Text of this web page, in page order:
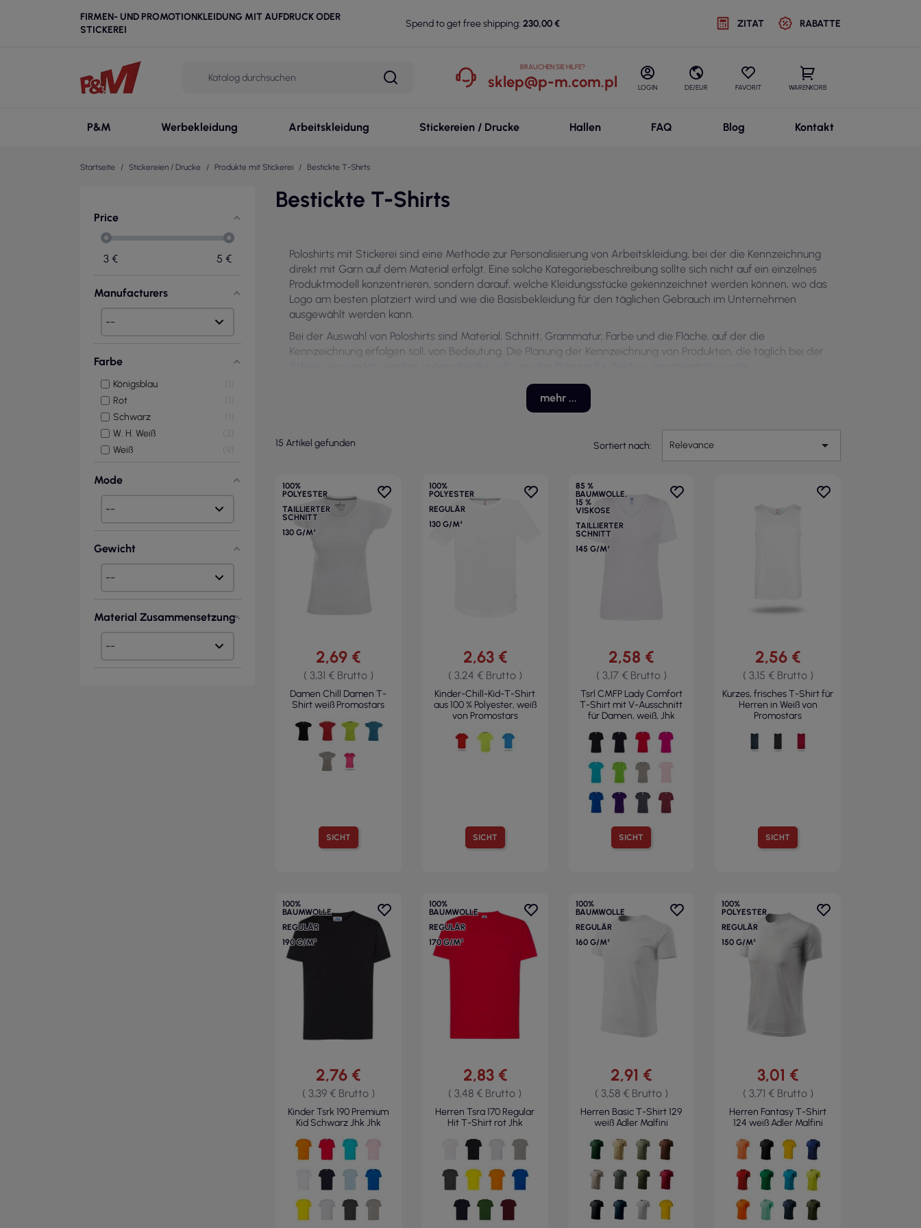
FIRMEN- UND PROMOTIONKLEIDUNG MIT AUFDRUCK ODER
STICKEREI
Spend to get free shipping: 230,00 € ZITAT RABATTE
BRAUCHEN SIE HILFE?
sklep@p-m.com.pl LOGIN DE/EUR FAVORIT WARENKORB
P&M Werbekleidung Arbeitskleidung Stickereien / Drucke Hallen FAQ Blog Kontakt
Startseite Stickereien / Drucke Produkte mit Stickerei Bestickte T-Shirts
Price
3 € 5 €
Manufacturers
Farbe
Königsblau
Rot
Schwarz
W. H. Weiß
Weiß
9
Mode
Gewicht
Material Zusammensetzung
Bestickte T-Shirts
Poloshirts mit Stickerei sind eine Methode zur Personalisierung von Arbeitskleidung, bei der die Kennzeichnung
direkt mit Garn auf dem Material erfolgt. Eine solche Kategoriebeschreibung sollte sich nicht auf ein einzelnes
Produktmodell konzentrieren, sondern darauf, welche Kleidungsstücke gekennzeichnet werden können, wo das
Logo am besten platziert wird und wie die Basisbekleidung für den täglichen Gebrauch im Unternehmen
ausgewählt werden kann.
Bei der Auswahl von Poloshirts sind Material, Schnitt, Grammatur, Farbe und die Fläche, auf der die
Kennzeichnung erfolgen soll, von Bedeutung. Die Planung der Kennzeichnung von Produkten, die täglich bei der
mehr ...
15 Artikel gefunden Sortiert nach: Relevance 
100%
POLYESTER
TAILLIERTER
SCHNITT
130 G/M²
SICHT
2,69 €
( 3,31 € Brutto )
Damen Chill Damen T-
Shirt weiß Promostars
100%
POLYESTER
REGULÄR
130 G/M²
SICHT
2,63 €
( 3,24 € Brutto )
Kinder-Chill-Kid-T-Shirt
aus 100 % Polyester, weiß
von Promostars
85 %
BAUMWOLLE,
15 %
VISKOSE
TAILLIERTER
SCHNITT
145 G/M²
SICHT
2,58 €
( 3,17 € Brutto )
Tsrl CMFP Lady Comfort
T-Shirt mit V-Ausschnitt
für Damen, weiß, Jhk
SICHT
2,56 €
( 3,15 € Brutto )
Kurzes, frisches T-Shirt für
Herren in Weiß von
Promostars
100%
BAUMWOLLE
REGULÄR
190 G/M²
2,76 €
( 3,39 € Brutto )
Kinder Tsrk 190 Premium
Kid Schwarz Jhk Jhk
100%
BAUMWOLLE
REGULÄR
170 G/M²
2,83 €
( 3,48 € Brutto )
Herren Tsra 170 Regular
Hit T-Shirt rot Jhk
100%
BAUMWOLLE
REGULÄR
160 G/M²
2,91 €
( 3,58 € Brutto )
Herren Basic T-Shirt 129
weiß Adler Malfini
100%
POLYESTER
REGULÄR
150 G/M²
3,01 €
( 3,71 € Brutto )
Herren Fantasy T-Shirt
124 weiß Adler Malfini